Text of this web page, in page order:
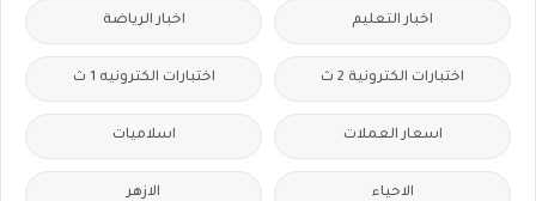
اخبار التعليم اخبار الرياضة
اختبارات الكترونية 2 ث اختبارات الكترونيه 1 ث
اسعار العملات اسلاميات
الاحياء الازهر